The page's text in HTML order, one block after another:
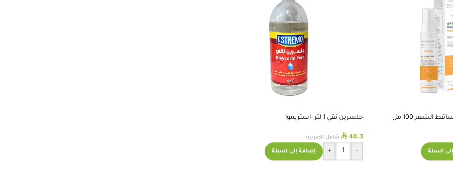
الشعر 100 مل
السلة
جلسرين نقي 1 لتر -استريموا
⃁ 40.3 شامل الضريبه
-
+ إضافة إلى السلة